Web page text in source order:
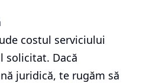
costul serviciului
solicitat. Dacă
juridică, te rugăm să